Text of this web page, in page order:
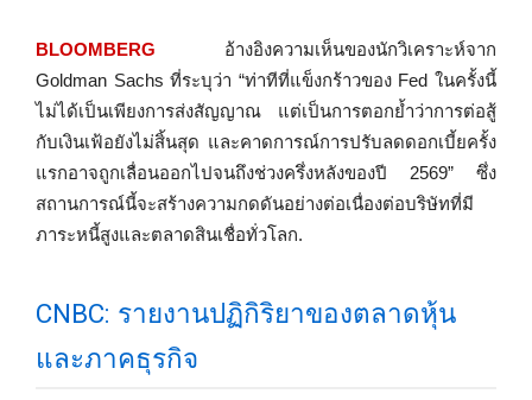
BLOOMBERG อ้างอิงความเห็นของนักวิเคราะห์จาก
Goldman Sachs ที่ระบุว่า “ท่าทีที่แข็งกร้าวของ Fed ในครั้งนี้
ไม่ได้เป็นเพียงการส่งสัญญาณ แต่เป็นการตอกย้ำว่าการต่อสู้
กับเงินเฟ้อยังไม่สิ้นสุด และคาดการณ์การปรับลดดอกเบี้ยครั้ง
แรกอาจถูกเลื่อนออกไปจนถึงช่วงครึ่งหลังของปี 2569” ซึ่ง
สถานการณ์นี้จะสร้างความกดดันอย่างต่อเนื่องต่อบริษัทที่มี
ภาระหนี้สูงและตลาดสินเชื่อทั่วโลก.
CNBC: รายงานปฏิกิริยาของตลาดหุ้น
และภาคธุรกิจ